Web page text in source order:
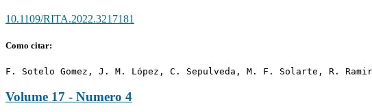
10.1109/RITA.2022.3217181
Como citar:
F. Sotelo Gomez, J. M. López, C. Sepulveda, M. F. Solarte, R.
Volume 17 - Numero 4